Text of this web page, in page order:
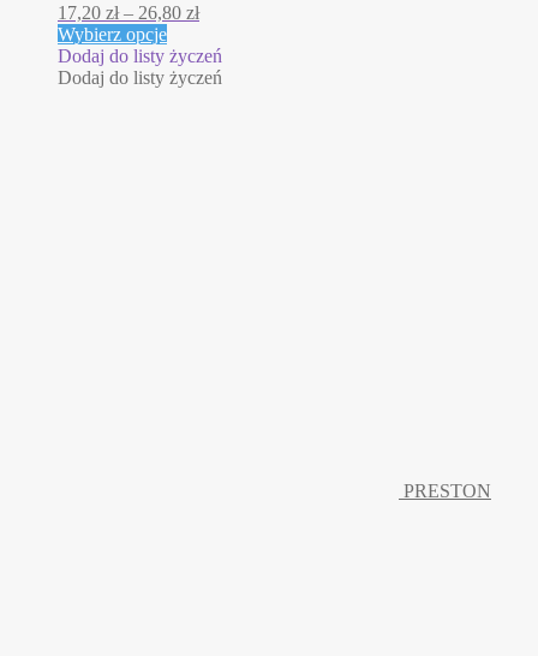
17,20 zł – 26,80 złZakres
od
17,20 zł
Wybierz opcjeTen
produkt
ma
Dodaj do listy życzeń
Dodaj do listy życzeń
PRESTON